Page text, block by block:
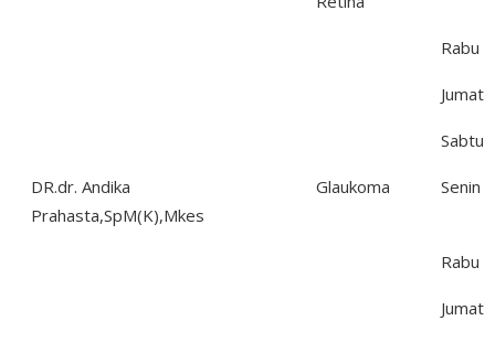
Rabu
Jumat
Sabtu
DR.dr. Andika
Prahasta,SpM(K),Mkes
Glaukoma Senin
Rabu
Jumat